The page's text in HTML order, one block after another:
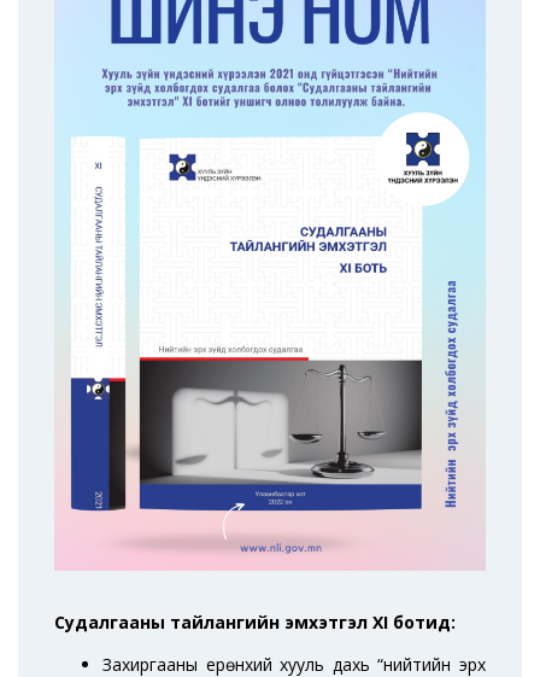
Судалгааны тайлангийн эмхэтгэл XI ботид:
Захиргааны ерөнхий хууль дахь “нийтийн эрх